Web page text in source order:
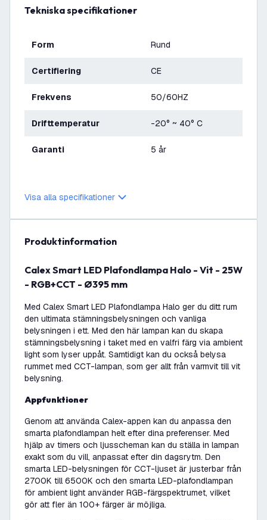
Tekniska specifikationer
Form Rund
Certifiering CE
Frekvens 50/60HZ
Drifttemperatur -20° ~ 40° C
Garanti 5 år
Visa alla specifikationer
produktinformation
Calex Smart LED Plafondlampa Halo - Vit - 25W
- RGB+CCT - Ø395 mm
Med Calex Smart LED Plafondlampa Halo ger du ditt rum
den ultimata stämningsbelysningen och vanliga
belysningen i ett. Med den här lampan kan du skapa
stämningsbelysning i taket med en valfri färg via ambient
light som lyser uppåt. Samtidigt kan du också belysa
rummet med CCT-lampan, som ger allt från varmvit till vit
belysning.
Appfunktioner
Genom att använda Calex-appen kan du anpassa den
smarta plafondlampan helt efter dina preferenser. Med
hjälp av timers och ljusscheman kan du ställa in lampan
exakt som du vill, anpassat efter din dagsrytm. Den
smarta LED-belysningen för CCT-ljuset är justerbar från
2700K till 6500K och den smarta LED-plafondlampan
för ambient light använder RGB-färgspektrumet, vilket
gör att fler än 100+ färger är möjliga.